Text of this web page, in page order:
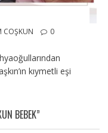
COŞKUN
0
kıymetli eşi
BEBEK”